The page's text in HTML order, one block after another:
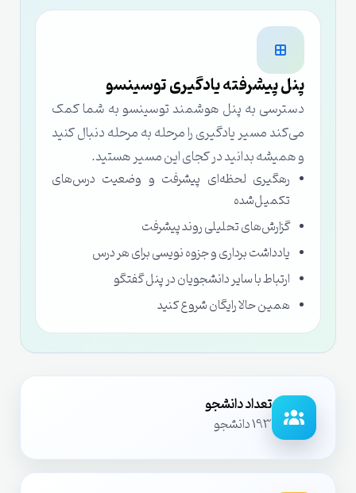
پنل پیشرفته یادگیری توسینسو
دسترسی به پنل هوشمند توسینسو به شما کمک
می‌کند مسیر یادگیری را مرحله به مرحله دنبال کنید
و همیشه بدانید در کجای این مسیر هستید.
رهگیری لحظه‌ای پیشرفت و وضعیت درس‌های
تکمیل‌شده
گزارش‌های تحلیلی روند پیشرفت
یادداشت برداری و جزوه نویسی برای هر درس
ارتباط با سایر دانشجویان در پنل گفتگو
همین حالا رایگان شروع کنید
تعداد دانشجو
193 دانشجو